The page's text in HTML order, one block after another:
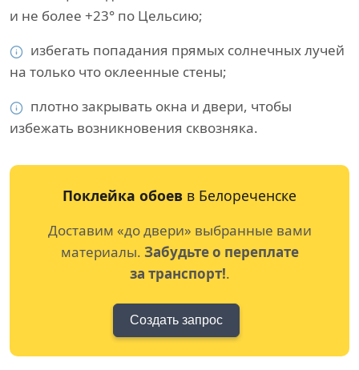
и не более +23° по Цельсию;
избегать попадания прямых солнечных лучей
на только что оклеенные стены;
плотно закрывать окна и двери, чтобы
избежать возникновения сквозняка.
Поклейка обоев в Белореченске
Доставим «до двери» выбранные вами
материалы. Забудьте о переплате
за транспорт!.
Создать запрос